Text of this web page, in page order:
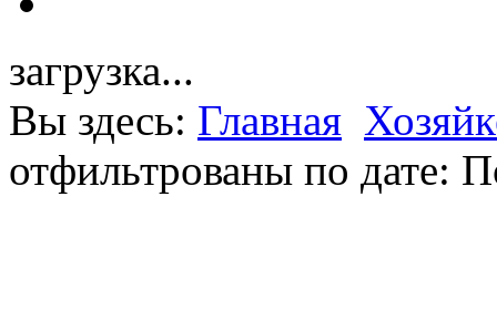
загрузка...
Вы здесь: Главная
отфильтрованы по дате: